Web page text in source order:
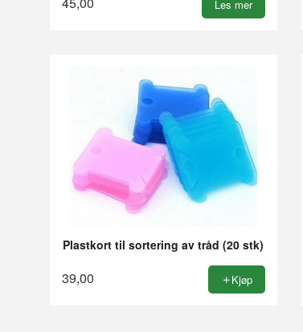
Les mer
Plastkort til sortering av tråd (20 stk)
39,00 Kjøp